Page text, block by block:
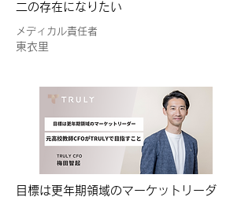
二の存在になりたい
メディカル責任者
東衣里
目標は更年期領域のマーケットリーダ